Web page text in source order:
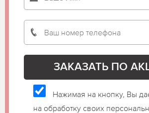
Нажимая на кнопку, Вы
на обработку своих